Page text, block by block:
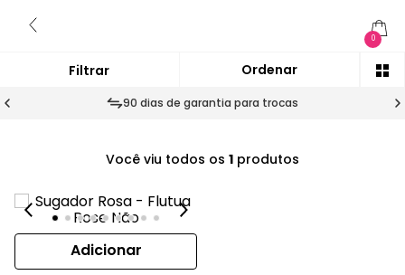
0
90 dias de garantia para trocas
Você viu todos os 1 produtos
Adicionar